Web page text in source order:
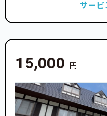
サービ
15,000 円